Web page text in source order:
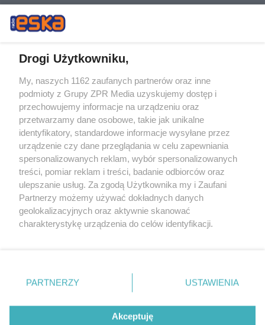
Żaden utwór zamieszczony w serwisie nie może być powielany i
rozpowszechniany lub dalej rozpowszechniany w jakikolwiek sposób (w
tym także elektroniczny lub mechaniczny) na jakimkolwiek polu
eksploatacji w jakiejkolwiek formie, włącznie z umieszczaniem w
Internecie bez pisemnej zgody właściciela praw. Jakiekolwiek użycie lub
wykorzystanie utworów w całości lub w części z naruszeniem prawa,
tzn. bez właściwej zgody, jest zabronione pod groźbą kary i może być
ścigane prawnie.
© 2026 Grupa ZPR Media
Drogi Użytkowniku,
My, naszych 1162 zaufanych partnerów oraz inne
podmioty z Grupy ZPR Media uzyskujemy dostęp i
przechowujemy informacje na urządzeniu oraz
przetwarzamy dane osobowe, takie jak unikalne
identyfikatory, standardowe informacje wysyłane przez
urządzenie czy dane przeglądania w celu zapewniania
spersonalizowanych reklam, wybór spersonalizowanych
treści, pomiar reklam i treści, badanie odbiorców oraz
ulepszanie usług. Za zgodą Użytkownika my i Zaufani
Partnerzy możemy używać dokładnych danych
geolokalizacyjnych oraz aktywnie skanować
charakterystykę urządzenia do celów identyfikacji.
zmienić/wycofać klikając przycisk ustawień prywatności
znajdujący się w lewym dolnym rogu strony
rodzaje przetwarzania danych nie wymagają zgody
użytkownika, ale masz prawo sprzeciwić się takiemu
PARTNERZY USTAWIENIA
Akceptuję